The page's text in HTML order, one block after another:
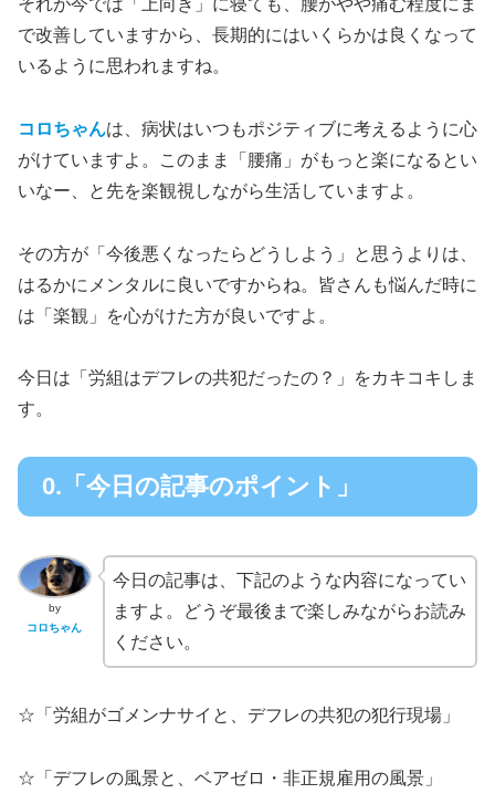
それが今では「上向き」に寝ても、腰がやや痛む程度にま
で改善していますから、長期的にはいくらかは良くなって
いるように思われますね。
コロちゃんは、病状はいつもポジティブに考えるように心
がけていますよ。このまま「腰痛」がもっと楽になるとい
いなー、と先を楽観視しながら生活していますよ。
その方が「今後悪くなったらどうしよう」と思うよりは、
はるかにメンタルに良いですからね。皆さんも悩んだ時に
は「楽観」を心がけた方が良いですよ。
今日は「労組はデフレの共犯だったの？」をカキコキしま
す。
0.「今日の記事のポイント」
by
コロちゃん
今日の記事は、下記のような内容になってい
ますよ。どうぞ最後まで楽しみながらお読み
ください。
☆「労組がゴメンナサイと、デフレの共犯の犯行現場」
☆「デフレの風景と、ベアゼロ・非正規雇用の風景」